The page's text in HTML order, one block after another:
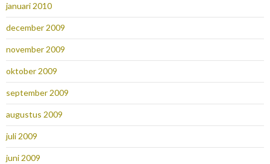
januari 2010
december 2009
november 2009
oktober 2009
september 2009
augustus 2009
juli 2009
juni 2009